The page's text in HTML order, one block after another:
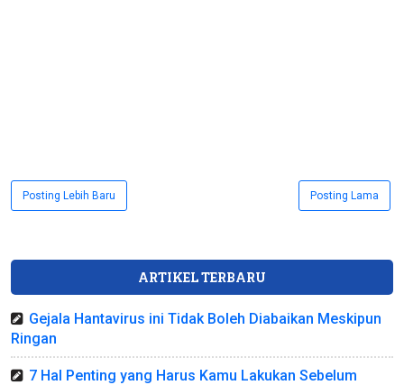
Posting Lebih Baru Posting Lama
ARTIKEL TERBARU
Gejala Hantavirus ini Tidak Boleh Diabaikan Meskipun
Ringan
7 Hal Penting yang Harus Kamu Lakukan Sebelum